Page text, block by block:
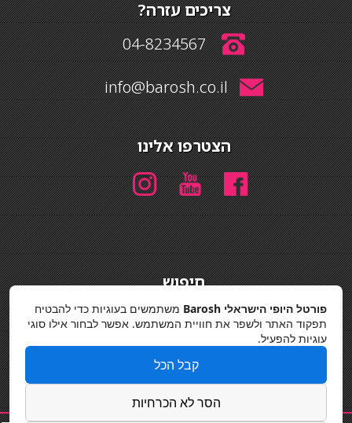
צריכים עזרה?
04-8234567
info@barosh.co.il
הצטרפו אלינו
חיפוש
מדיניות פרטיות
פורטל היופי הישראלי Barosh
משתמשים בעוגיות כדי להבטיח
תפקוד האתר ולשפר את חוויית המשתמש. אפשר לבחור אילו סוגי
עוגיות להפעיל.
קבל הכל
הסר לא הכרחיות